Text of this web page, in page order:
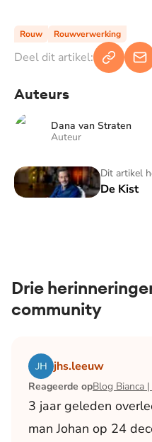
Rouw Rouwverwerking
Deel dit artikel:
Auteurs
Dana van Straten
Auteur
Dit artikel
De Kist
De Kist
Drie
community
jhs.leeuw
Reageerde op
3 jaar geleden
man Johan op 24
Lees het artikel Blog